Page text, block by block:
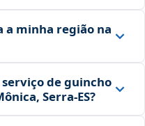
a minha região na
de guincho
Serra‑ES?